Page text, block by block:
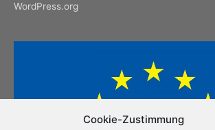
Cookie-Zustimmung
WordPress.org